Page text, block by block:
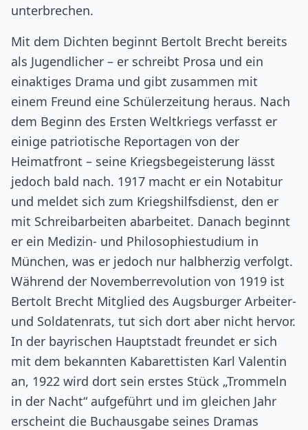
unterbrechen.
Mit dem Dichten beginnt Bertolt Brecht bereits
als Jugendlicher – er schreibt Prosa und ein
einaktiges Drama und gibt zusammen mit
einem Freund eine Schülerzeitung heraus. Nach
dem Beginn des Ersten Weltkriegs verfasst er
einige patriotische Reportagen von der
Heimatfront – seine Kriegsbegeisterung lässt
jedoch bald nach. 1917 macht er ein Notabitur
und meldet sich zum Kriegshilfsdienst, den er
mit Schreibarbeiten abarbeitet. Danach beginnt
er ein Medizin- und Philosophiestudium in
München, was er jedoch nur halbherzig verfolgt.
Während der Novemberrevolution von 1919 ist
Bertolt Brecht Mitglied des Augsburger Arbeiter-
und Soldatenrats, tut sich dort aber nicht hervor.
In der bayrischen Hauptstadt freundet er sich
mit dem bekannten Kabarettisten Karl Valentin
an, 1922 wird dort sein erstes Stück „Trommeln
in der Nacht“ aufgeführt und im gleichen Jahr
erscheint die Buchausgabe seines Dramas